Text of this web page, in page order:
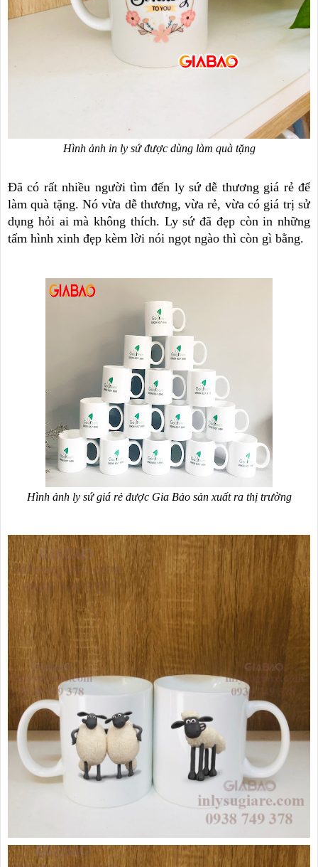
Hình ảnh in ly sứ được dùng làm quà tặng
Đã có rất nhiều người tìm đến ly sứ dễ thương giá rẻ để
làm quà tặng. Nó vừa dễ thương, vừa rẻ, vừa có giá trị sử
dụng hỏi ai mà không thích. Ly sứ đã đẹp còn in những
tấm hình xinh đẹp kèm lời nói ngọt ngào thì còn gì bằng.
Hình ảnh ly sứ giá rẻ được Gia Bảo sản xuất ra thị trường